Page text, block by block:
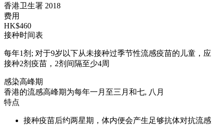
香港卫生署 2018
费用
HK$460
接种时间表
每年1剂; 对于9岁以下从未接种过季节性流感疫苗的儿童，应
接种2剂疫苗，2剂间隔至少4周
感染高峰期
香港的流感高峰期为每年一月至三月和七, 八月
特点
接种疫苗后约两星期，体内便会产生足够抗体对抗流感